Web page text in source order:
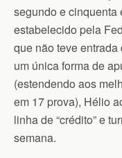
segundo e cinquenta
estabelecido pela
que não teve
um única forma de
(estendendo aos
em 17 prova), Hélio
linha de “crédito” e
semana.